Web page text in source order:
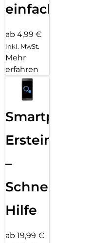
einfach
ab 4,99 €
inkl. MwSt.
Mehr
erfahren
Smartphone
Ersteinrichtung
–
Schnelle
Hilfe
ab 19,99 €